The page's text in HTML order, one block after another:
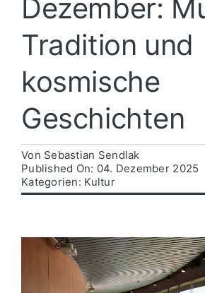
Kultur
Politik
Wirtschaft
Dezember:
Tradition und
kosmische
Geschichten
Von Sebastian Sendlak
Published On: 04. Dezember 2025
Kategorien: Kultur